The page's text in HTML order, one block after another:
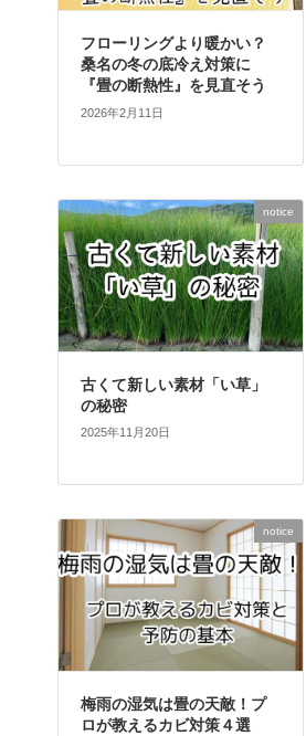
フローリングより暖かい？
桑名の冬の底冷え対策に
『畳の断熱性』を見直そう
2026年2月11日
notice
古くて新しい素材「い草」
の秘密
2025年11月20日
notice
梅雨の湿気は畳の天敵！プ
ロが教えるカビ対策４選